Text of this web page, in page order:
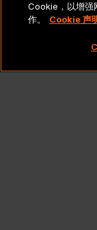
Cookie，以增强
作。
Cookie 声